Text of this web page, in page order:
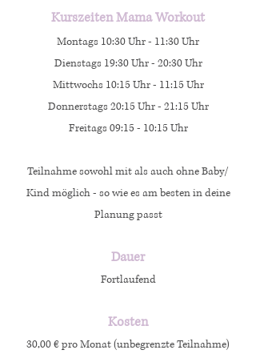
Kurszeiten Mama Workout
Montags 10:30 Uhr - 11:30 Uhr
Dienstags 19:30 Uhr - 20:30 Uhr
Mittwochs 10:15 Uhr - 11:15 Uhr
Donnerstags 20:15 Uhr - 21:15 Uhr
Freitags 09:15 - 10:15 Uhr
Teilnahme sowohl mit als auch ohne Baby/
Kind möglich - so wie es am besten in deine
Planung passt
Dauer
Fortlaufend
Kosten
30,00 €pro Monat (unbegrenzte Teilnahme)​